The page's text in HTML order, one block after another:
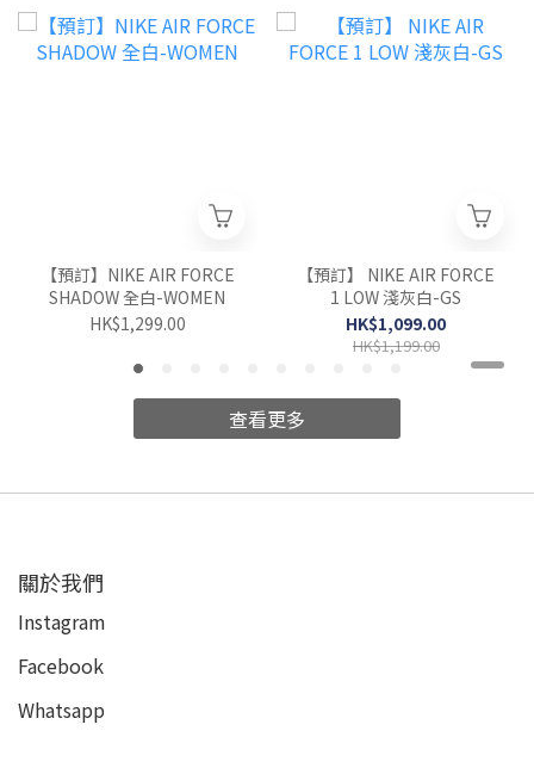
【預訂】NIKE AIR FORCE
SHADOW 全白-WOMEN
HK$1,299.00
【預訂】 NIKE AIR FORCE
1 LOW 淺灰白-GS
HK$1,099.00
HK$1,199.00
查看更多
關於我們
Instagram
Facebook
Whatsapp